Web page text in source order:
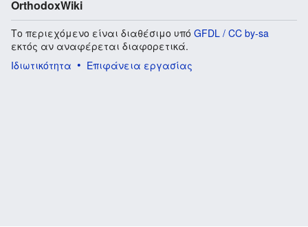
OrthodoxWiki
Το περιεχόμενο είναι διαθέσιμο υπό GFDL / CC by-sa
εκτός αν αναφέρεται διαφορετικά.
Ιδιωτικότητα
Επιφάνεια εργασίας